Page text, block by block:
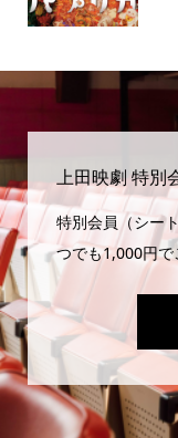
上田映劇 特別
特別会員（シー
つでも1,000円で